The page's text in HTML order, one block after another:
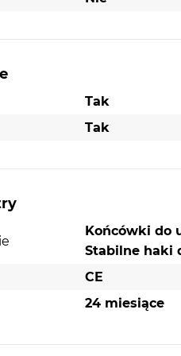
mieszania
Wygodny i
Tak
Tak
Końcówki do
Stabilne haki
CE
24 miesiące